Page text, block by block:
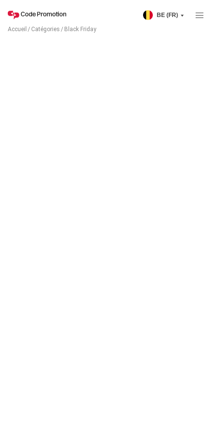
BE (FR)
Accueil / Catégories / Black Friday